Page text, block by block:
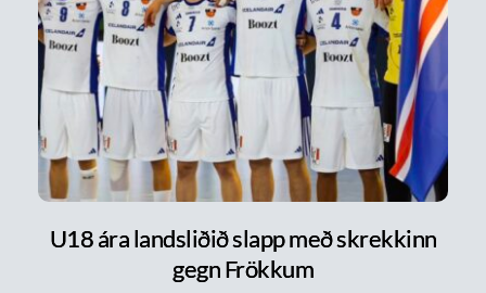
U18 ára landsliðið slapp með skrekkinn
gegn Frökkum